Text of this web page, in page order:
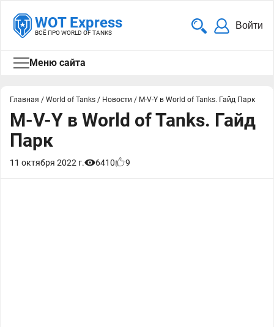
WOT Express
ВСЁ ПРО WORLD OF TANKS
Войти
Меню сайта
Главная / World of Tanks / Новости / M-V-Y в World of Tanks. Гайд Парк
M-V-Y в World of Tanks. Гайд
Парк
11 октября 2022 г. 6410 9